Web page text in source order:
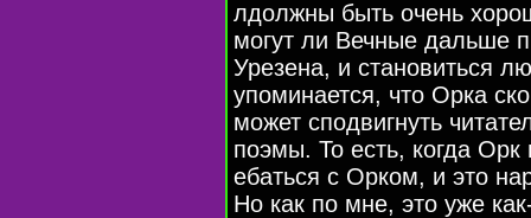
лдолжны быть очень
могут ли Вечные дальше
Урезена, и становиться
упоминается, что Орка
может сподвигнуть
поэмы. То есть, когда
ебаться с Орком, и это
Но как по мне, это уже